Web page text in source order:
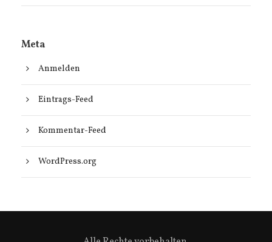
Meta
Anmelden
Eintrags-Feed
Kommentar-Feed
WordPress.org